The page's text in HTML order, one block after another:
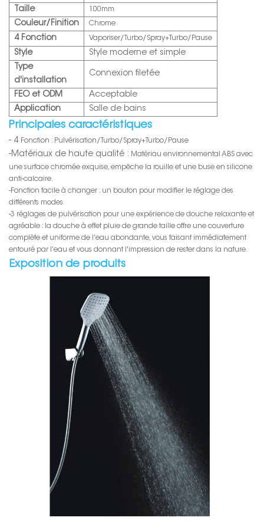
Taille 100mm
Couleur/Finition Chrome
4 Fonction Vaporiser/Turbo/Spray+Turbo/Pause
Style
Style moderne et simple
Type
d'installation
Connexion filetée
FEO et ODM
Acceptable
Application
Salle de bains
Principales caractéristiques
- 4 Fonction : Pulvérisation/Turbo/Spray+Turbo/Pause
-Matériaux de haute qualité : Matériau environnemental ABS avec
une surface chromée exquise, empêche la rouille et une buse en silicone
anti-calcaire.
-Fonction facile à changer : un bouton pour modifier le réglage des
différents modes
-3 réglages de pulvérisation pour une expérience de douche relaxante et
agréable : la douche à effet pluie de grande taille offre une couverture
complète et uniforme de l'eau abondante, vous faisant immédiatement
entouré par l'eau et vous donnant l'impression de rester dans la nature.
Exposition de produits